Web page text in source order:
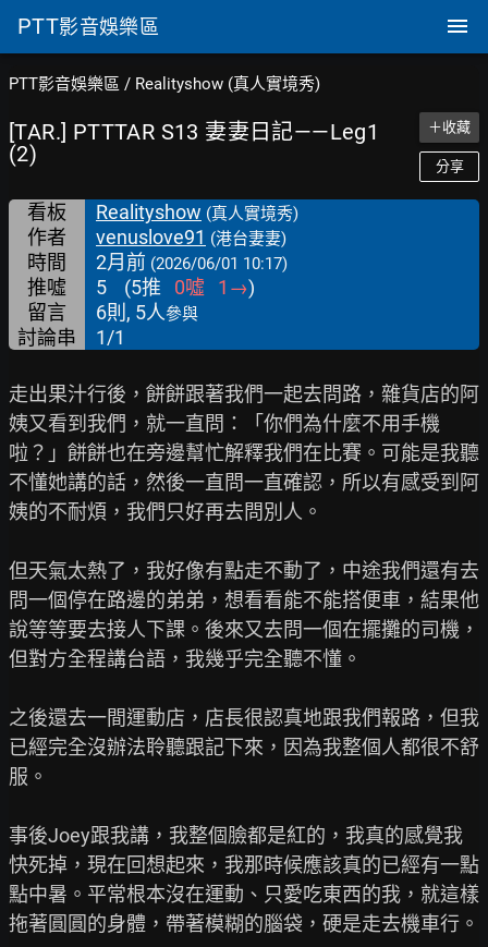
PTT影音娛樂區
PTT影音娛樂區 / Realityshow (真人實境秀)
[TAR.] PTTTAR S13 妻妻日記——Leg1
(2)
＋收藏
分享
看板 Realityshow (真人實境秀)
作者 venuslove91 (港台妻妻)
時間 2月前 (2026/06/01 10:17)
推噓 5 (5推 0噓 1 →)
留言
6則, 5人參與
討論串 1/1
走出果汁行後，餅餅跟著我們一起去問路，雜貨店的阿
姨又看到我們，就一直問：「你們為什麼不用手機
啦？」餅餅也在旁邊幫忙解釋我們在比賽。可能是我聽
不懂她講的話，然後一直問一直確認，所以有感受到阿
姨的不耐煩，我們只好再去問別人。
但天氣太熱了，我好像有點走不動了，中途我們還有去
問一個停在路邊的弟弟，想看看能不能搭便車，結果他
說等等要去接人下課。後來又去問一個在擺攤的司機，
但對方全程講台語，我幾乎完全聽不懂。
之後還去一間運動店，店長很認真地跟我們報路，但我
已經完全沒辦法聆聽跟記下來，因為我整個人都很不舒
服。
事後Joey跟我講，我整個臉都是紅的，我真的感覺我
快死掉，現在回想起來，我那時候應該真的已經有一點
點中暑。平常根本沒在運動、只愛吃東西的我，就這樣
拖著圓圓的身體，帶著模糊的腦袋，硬是走去機車行。